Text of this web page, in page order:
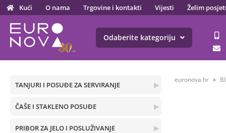
Kući O nama Trgovine i kontakti Vijesti Želim
Odaberite kategoriju
▶
TANJURI I POSUĐE ZA SERVIRANJE
▶
ČAŠE I STAKLENO POSUĐE
▶
PRIBOR ZA JELO I POSLUŽIVANJE
euronova.hr